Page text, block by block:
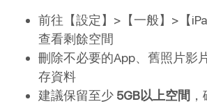
前往【設定】>【一般】>【
查看剩餘空間
刪除不必要的App、舊照片影
存資料
建議保留至少 5GB以上空間